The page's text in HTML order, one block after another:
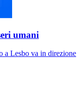
umani
a Lesbo va in direzione